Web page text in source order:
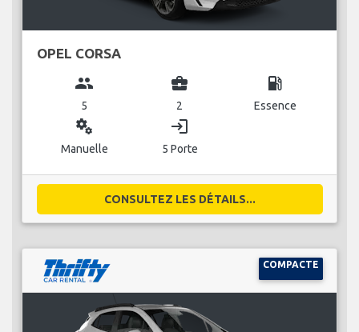
OPEL CORSA
group
5
business_center
2
local_gas_station
Essence
miscellaneous_services
Manuelle
login
5 Porte
CONSULTEZ LES DÉTAILS...
COMPACTE